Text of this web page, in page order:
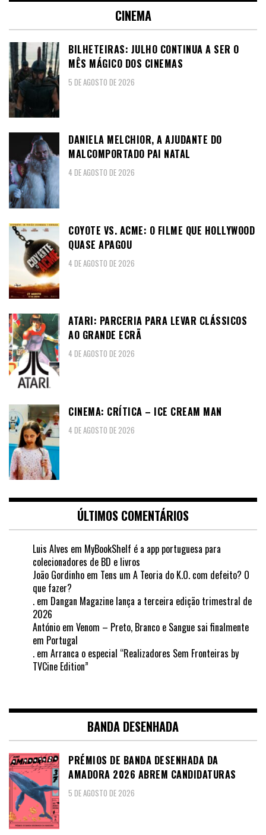
CINEMA
BILHETEIRAS: JULHO CONTINUA A SER O
MÊS MÁGICO DOS CINEMAS
5 DE AGOSTO DE 2026
DANIELA MELCHIOR, A AJUDANTE DO
MALCOMPORTADO PAI NATAL
4 DE AGOSTO DE 2026
COYOTE VS. ACME: O FILME QUE HOLLYWOOD
QUASE APAGOU
4 DE AGOSTO DE 2026
ATARI: PARCERIA PARA LEVAR CLÁSSICOS
AO GRANDE ECRÃ
4 DE AGOSTO DE 2026
CINEMA: CRÍTICA – ICE CREAM MAN
4 DE AGOSTO DE 2026
ÚLTIMOS COMENTÁRIOS
Luis Alves em MyBookShelf é a app portuguesa para
colecionadores de BD e livros
João Gordinho em Tens um A Teoria do K.O. com defeito? O
que fazer?
. em Dangan Magazine lança a terceira edição trimestral de
2026
António em Venom – Preto, Branco e Sangue sai finalmente
em Portugal
. em Arranca o especial “Realizadores Sem Fronteiras by
TVCine Edition”
BANDA DESENHADA
PRÉMIOS DE BANDA DESENHADA DA
AMADORA 2026 ABREM CANDIDATURAS
5 DE AGOSTO DE 2026